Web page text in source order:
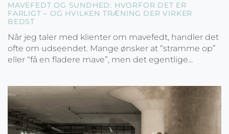
MAVEFEDT OG SUNDHED: HVORFOR DET ER
FARLIGT – OG HVILKEN TRÆNING DER VIRKER
BEDST
Når jeg taler med klienter om mavefedt, handler det
ofte om udseendet. Mange ønsker at “stramme op”
eller “få en fladere mave”, men det egentlige...